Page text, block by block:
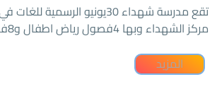
تقع مدرسة شهداء 30يونيو
مركز الشهداء وبها 4فصول رياض اطفال و8فصول ابتدائي
المزيد